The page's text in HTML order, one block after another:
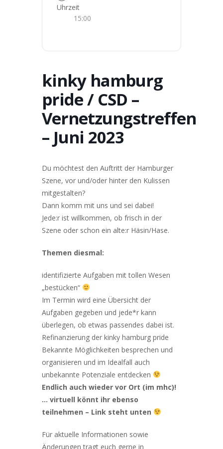
Uhrzeit
15:00
kinky hamburg
pride / CSD –
Vernetzungstreffen
– Juni 2023
Du möchtest den Auftritt der Hamburger
Szene, vor und/oder hinter den Kulissen
mitgestalten?
Dann komm mit uns und sei dabei!
Jede:r ist willkommen, ob frisch in der
Szene oder schon ein alte:r Häsin/Hase.
Themen diesmal:
identifizierte Aufgaben mit tollen Wesen
„bestücken“
Im Termin wird eine Übersicht der
Aufgaben gegeben und jede*r kann
überlegen, ob etwas passendes dabei ist.
Refinanzierung der kinky hamburg pride
Bekannte Möglichkeiten besprechen und
organisieren und im Idealfall auch
unbekannte Potenziale entdecken
Endlich auch wieder vor Ort (im mhc)!
… virtuell könnt ihr ebenso
teilnehmen – Link steht unten
Für aktuelle Informationen sowie
Änderungen tragt euch gerne in